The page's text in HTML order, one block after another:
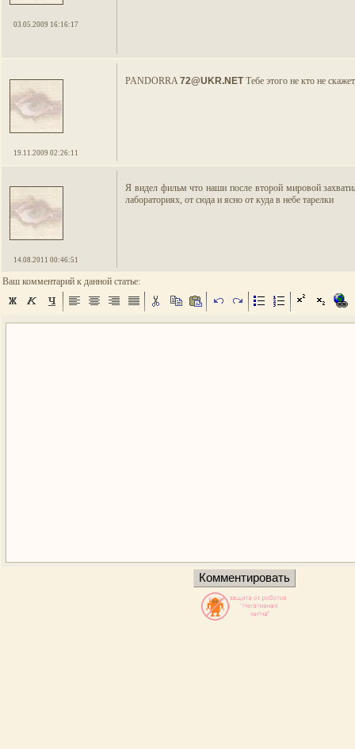
03.05.2009 16:16:17
19.11.2009 02:26:11
PANDORRA72@UKR.NETТебе этого не кто не
14.08.2011 00:46:51
Я видел фильм что наши после второй мировой
лабораториях, от сюда и ясно от куда в небе тарелки
Ваш комментарий к данной статье: